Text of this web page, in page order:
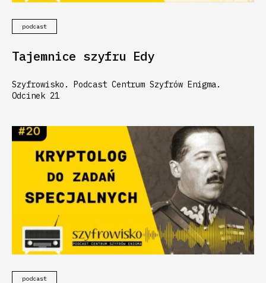
podcast
Tajemnice szyfru Edy
Szyfrowisko. Podcast Centrum Szyfrów Enigma.
Odcinek 21
podcast